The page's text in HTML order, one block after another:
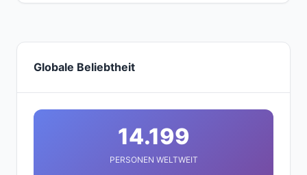
Globale Beliebtheit
14.199
PERSONEN WELTWEIT